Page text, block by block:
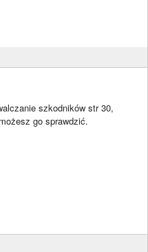
szkodników str 30,
go sprawdzić.